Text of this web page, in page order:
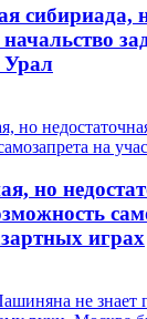
сибириада,
Урал
но
играх